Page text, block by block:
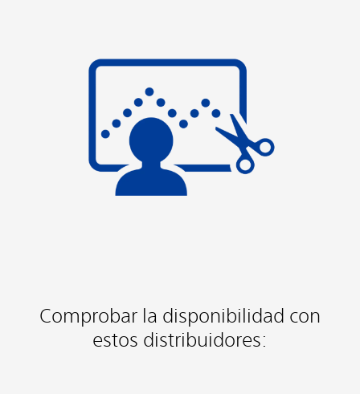
Comprobar la disponibilidad con
estos distribuidores: